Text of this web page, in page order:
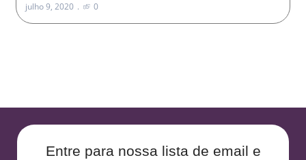
julho 9, 2020 0
Entre para nossa lista de email e